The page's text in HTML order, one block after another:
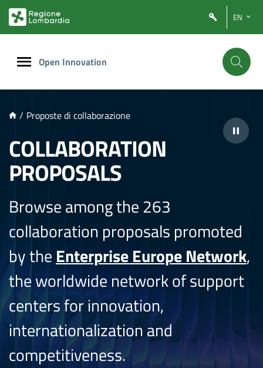
PRINCIPALE
EN
Open Innovation
/ Proposte di collaborazione
COLLABORATION
PROPOSALS
Browse among the 263
collaboration proposals promoted
by the Enterprise Europe Network,
the worldwide network of support
centers for innovation,
internationalization and
competitiveness.